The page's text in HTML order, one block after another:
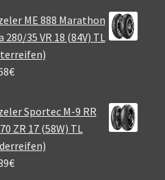
ME 888 Marathon
280/35 VR 18 (84V) TL
€
Sportec M-9 RR
ZR 17 (58W) TL
€